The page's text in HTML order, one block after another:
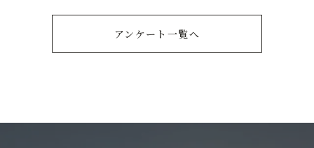
アンケート一覧へ